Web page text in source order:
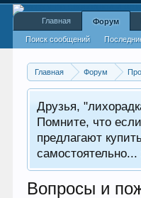
Главная Форум
Друзья,
Помните, что
предлагают
самостоятельно...
Вопросы и
Главная Форум
Поиск сообщений